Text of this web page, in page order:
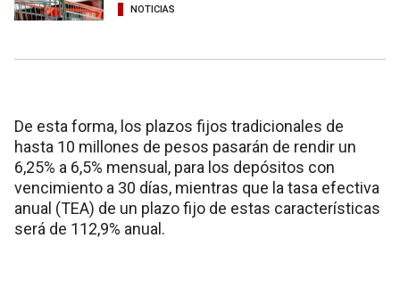
NOTICIAS
De esta forma, los plazos fijos tradicionales de
hasta 10 millones de pesos pasarán de rendir un
6,25% a 6,5% mensual, para los depósitos con
vencimiento a 30 días, mientras que la tasa efectiva
anual (TEA) de un plazo fijo de estas características
será de 112,9% anual.